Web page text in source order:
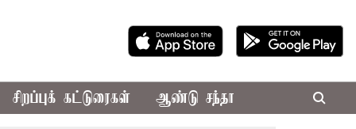
சிறப்புக் கட்டுரைகள் ஆண்டு சந்தா